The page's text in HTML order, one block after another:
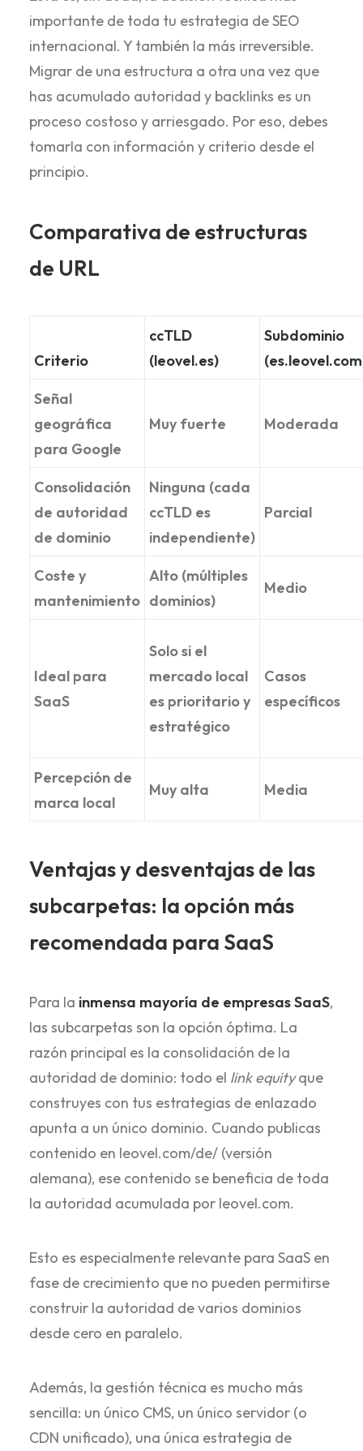
importante de toda tu estrategia de SEO
internacional. Y también la más irreversible.
Migrar de una estructura a otra una vez que
has acumulado autoridad y backlinks es un
proceso costoso y arriesgado. Por eso, debes
tomarla con información y criterio desde el
principio.
Comparativa de estructuras
de URL
Criterio
ccTLD
(leovel.es)
Subdominio
Señal
geográfica
para Google
Muy fuerte Moderada
Consolidación
de autoridad
de dominio
Ninguna (cada
ccTLD es
independiente)
Parcial
Coste y
mantenimiento
Alto (múltiples
dominios)
Medio
Ideal para
SaaS
Solo si el
mercado local
es prioritario y
estratégico
Casos
específicos
Percepción de
marca local
Muy alta Media
Ventajas y desventajas de las
subcarpetas: la opción más
recomendada para SaaS
Para la inmensa mayoría de empresas SaaS,
las subcarpetas son la opción óptima. La
razón principal es la consolidación de la
autoridad de dominio: todo el link equityque
construyes con tus estrategias de enlazado
apunta a un único dominio. Cuando publicas
contenido en leovel.com/de/ (versión
alemana), ese contenido se beneficia de toda
la autoridad acumulada por leovel.com.
Esto es especialmente relevante para SaaS en
fase de crecimiento que no pueden permitirse
construir la autoridad de varios dominios
desde cero en paralelo.
Además, la gestión técnica es mucho más
sencilla: un único CMS, un único servidor (o
CDN unificado), una única estrategia de